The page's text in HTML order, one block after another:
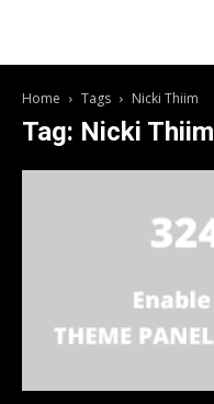
Home Tags Nicki Thiim
Tag: Nicki Thiim